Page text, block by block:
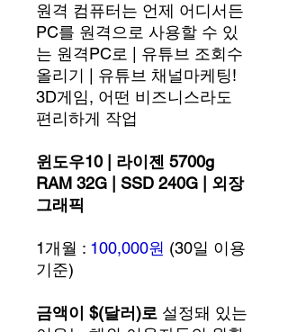
원격 컴퓨터는 언제 어디서든
PC를 원격으로 사용할 수 있
는 원격PC로 | 유튜브 조회수
올리기 | 유튜브 채널마케팅!
3D게임, 어떤 비즈니스라도
편리하게 작업
윈도우10 | 라이젠 5700g
RAM 32G | SSD 240G | 외장
그래픽
1개월 : 100,000원 (30일 이용
기준)
금액이 $(달러)로 설정돼 있는